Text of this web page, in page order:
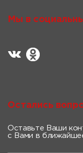
Мы в
Остались
Оставьте Ваши
с Вами в